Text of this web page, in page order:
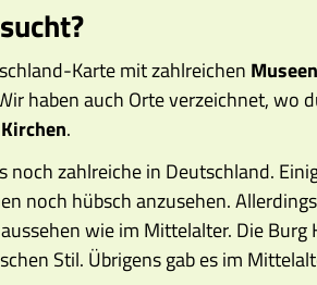
Karte mit zahlreichen Museen
haben auch Orte verzeichnet, wo
Kirchen.
noch zahlreiche in Deutschland.
noch hübsch anzusehen.
wie im Mittelalter. Die Burg
Stil. Übrigens gab es im